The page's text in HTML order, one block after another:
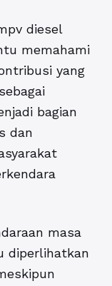
diesel
memahami
yang
bagian
dan
masa
diperlihatkan